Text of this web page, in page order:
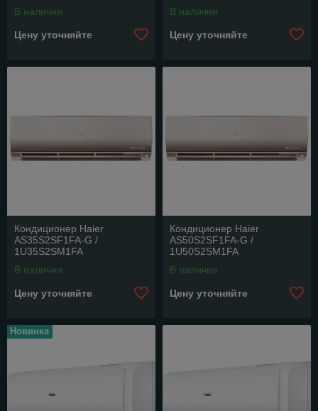
В наличии
Цену уточняйте
В наличии
Цену уточняйте
Кондиционер Haier
AS35S2SF1FA-G /
1U35S2SM1FA
В наличии
Цену уточняйте
Кондиционер Haier
AS50S2SF1FA-G /
1U50S2SM1FA
В наличии
Цену уточняйте
Новинка